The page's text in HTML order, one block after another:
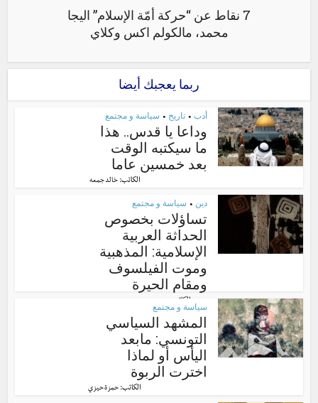
7 نقاط عن “حركة أمّة الإسلام” اليجا
محمد، مالكولم اكس وكلاي
ربما يعجبك أيضا
أدب • تاريخ • سياسة و مجتمع
وداعا يا قدس.. هذا
ما سيكتبه الوقت
بعد خمسين عاما
الكاتب:خالد جمعه
دين • سياسة و مجتمع
تساؤلات بخصوص
الحداثة العربية
الإسلامية: المذهبية
وموت الفيلسوف
ومقام الحيرة
الكاتب:
سياسة و مجتمع
المشهد السياسي
التونسي: مابعد
اليأس أو لماذا
اخترت الربوة
الكاتب: حمزة حيزي